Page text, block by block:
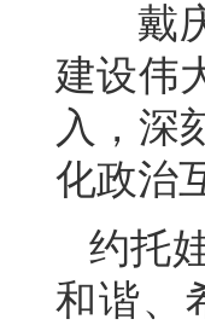
戴庆
建设伟
入，深
化政治
约托
和谐、